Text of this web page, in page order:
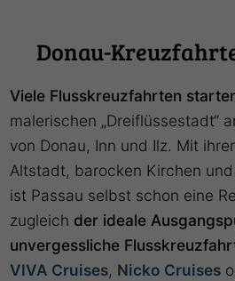
Donau-
Viele Flusskreuzfahrten
malerischen „Dreiflüssestadt“
von Donau, Inn und Ilz. Mit
Altstadt, barocken Kirchen
ist Passau selbst schon eine
zugleich der ideale
unvergessliche
VIVA Cruises, Nicko Cruises